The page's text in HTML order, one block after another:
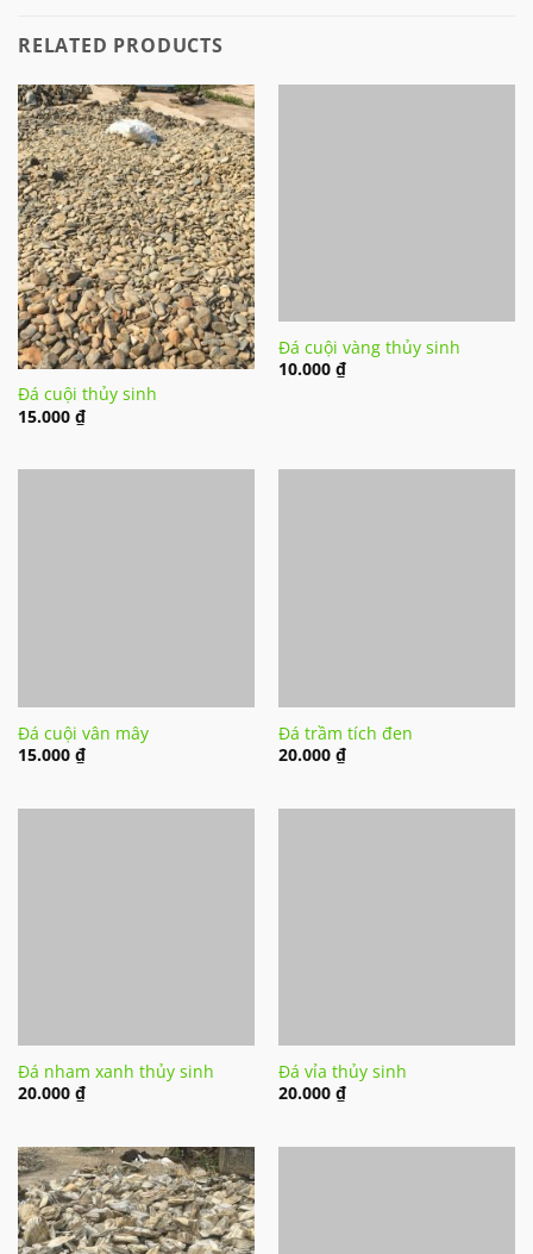
RELATED PRODUCTS
Đá cuội thủy sinh
15.000 ₫
Đá cuội vàng thủy sinh
10.000 ₫
Đá cuội vân mây
15.000 ₫
Đá trầm tích đen
20.000 ₫
Đá nham xanh thủy sinh
20.000 ₫
Đá vỉa thủy sinh
20.000 ₫